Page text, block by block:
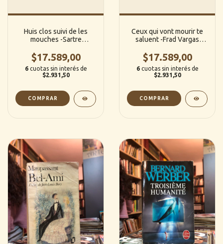
Huis clos suivi de les
mouches -Sartre
$17.589,00
6 cuotas sin interés de
$2.931,50
Ceux qui vont mourir te
saluent -Frad Vargas
$17.589,00
6 cuotas sin interés de
$2.931,50